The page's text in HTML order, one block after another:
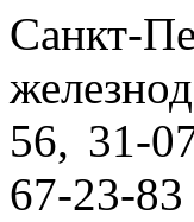
56, 31-
67-23-